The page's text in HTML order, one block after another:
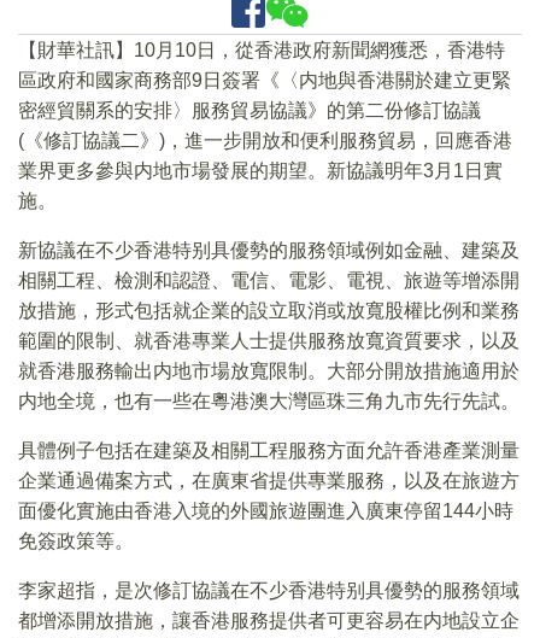
【財華社訊】10月10日，從香港政府新聞網獲悉，香港特
區政府和國家商務部9日簽署《〈内地與香港關於建立更緊
密經貿關系的安排〉服務貿易協議》的第二份修訂協議
(《修訂協議二》)，進一步開放和便利服務貿易，回應香港
業界更多參與内地市場發展的期望。新協議明年3月1日實
施。
新協議在不少香港特别具優勢的服務領域例如金融、建築及
相關工程、檢測和認證、電信、電影、電視、旅遊等增添開
放措施，形式包括就企業的設立取消或放寬股權比例和業務
範圍的限制、就香港專業人士提供服務放寬資質要求，以及
就香港服務輸出内地市場放寬限制。大部分開放措施適用於
内地全境，也有一些在粵港澳大灣區珠三角九市先行先試。
具體例子包括在建築及相關工程服務方面允許香港產業測量
企業通過備案方式，在廣東省提供專業服務，以及在旅遊方
面優化實施由香港入境的外國旅遊團進入廣東停留144‍小時
免簽政策等。
李家超指，是次修訂協議在不少香港特别具優勢的服務領域
都增添開放措施，讓香港服務提供者可更容易在内地設立企